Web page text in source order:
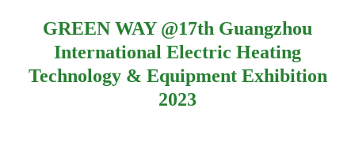
GREEN WAY @17th Guangzhou
International Electric Heating
Technology & Equipment Exhibition
2023